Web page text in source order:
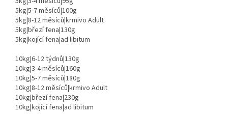
5kg|5-7 měsíců|100g
5kg|8-12 měsíců|krmivo Adult
5kg|březí fena|130g
5kg|kojící fena|ad libitum
10kg|6-12 týdnů|130g
10kg|3-4 měsíců|160g
10kg|5-7 měsíců|180g
10kg|8-12 měsíců|krmivo Adult
10kg|březí fena|230g
10kg|kojící fena|ad libitum